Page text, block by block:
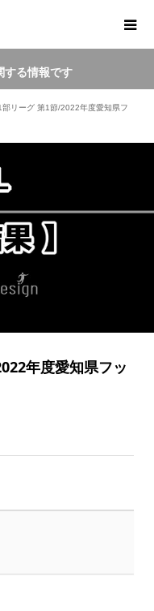
する情報です
部リーグ 第1節/2022年度愛知県フ
年度愛知県フッ